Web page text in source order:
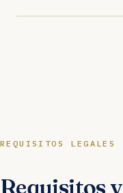
REQUISITOS LEGALES
Requisitos y